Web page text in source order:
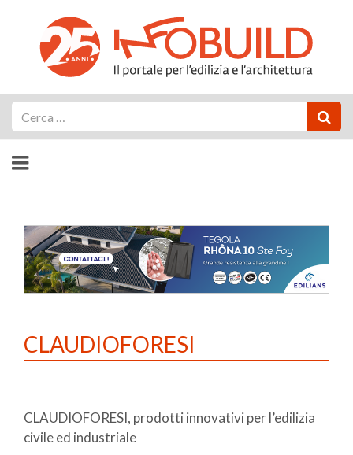
CLAUDIOFORESI
CLAUDIOFORESI, prodotti innovativi per l’edilizia
civile ed industriale